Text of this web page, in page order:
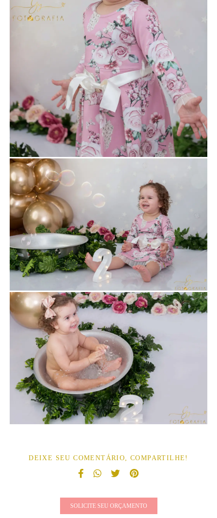
DEIXE SEU COMENTÁRIO, COMPARTILHE!
SOLICITE SEU ORÇAMENTO